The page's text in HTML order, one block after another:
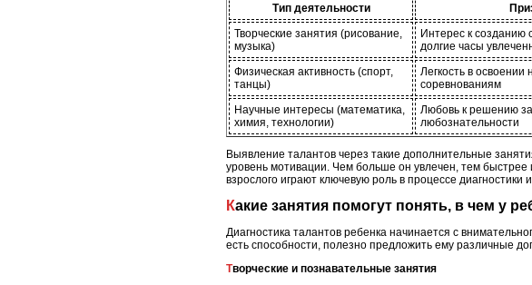
Тип деятельности
Творческие занятия (рисование,
музыка)
Интерес к созданию
долгие часы
Физическая активность (спорт,
танцы)
Легкость в освоении
соревнованиям
Научные интересы (математика,
химия, технологии)
Любовь к решению
любознательности
Выявление талантов через такие дополнительные
уровень мотивации. Чем больше он увлечен, тем быстрее
взрослого играют ключевую роль в процессе диагностики
Какие занятия помогут понять, в чем у
Диагностика талантов ребенка начинается с
есть способности, полезно предложить ему различные
Творческие и познавательные занятия